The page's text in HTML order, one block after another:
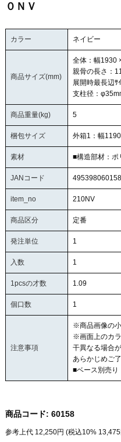
０ＮＶ
カラー ネイビー
商品サイズ(mm)
全体：幅1930
親骨の長さ：
展開時最長辺ｻ
支柱径：
商品重量(kg) 5
梱包サイズ 外箱1：幅
素材 ■構造部材：ポ
JANコード
item_no 210NV
商品区分 定番
発注単位 1
入数 1
1pcsの才数 1.09
個口数 1
注意事項
※商品画像の小
※画面上のカ
干異なる場合
あらかじめご
■ベース別売り
商品コード: 60158
参考上代 12,250円 (税込10% 13,475